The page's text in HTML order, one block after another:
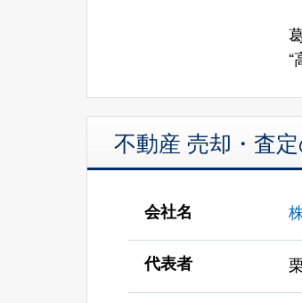
“
不動産 売却・査
会社名
代表者